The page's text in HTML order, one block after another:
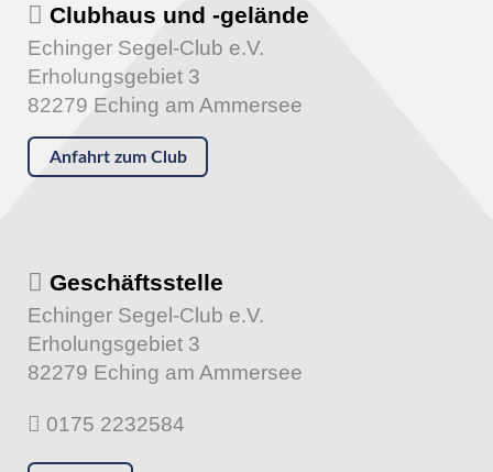
Clubhaus und -gelände
Echinger Segel-Club e.V.
Erholungsgebiet 3
82279 Eching am Ammersee
Anfahrt zum Club
Geschäftsstelle
Echinger Segel-Club e.V.
Erholungsgebiet 3
82279 Eching am Ammersee
0175 2232584